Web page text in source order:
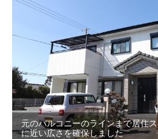
元のバルコニーのラインまで居住
に近い広さを確保しました